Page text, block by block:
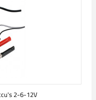
2-6-12V